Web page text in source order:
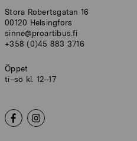
Stora Robertsgatan 16
00120 Helsingfors
sinne@proartibus.fi
+358 (0)45 883 3716
Öppet
ti–sö kl. 12–17